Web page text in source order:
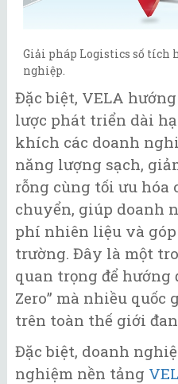
Giải pháp Logistics số tích
nghiệp.
Đặc biệt, VELA
lược phát triển dài
khích các doanh
năng lượng sạch,
rỗng cùng tối ưu hóa
chuyển, giúp doanh
phí nhiên liệu và
trường. Đây là một
quan trọng để hướng
Zero” mà nhiều
trên toàn thế giới
Đặc biệt, doanh
nghiệm nền tảng